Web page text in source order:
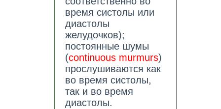
время систолы или
диастолы
желудочков);
постоянные шумы
(continuous murmurs)
прослушиваются как
во время систолы,
так и во время
диастолы.